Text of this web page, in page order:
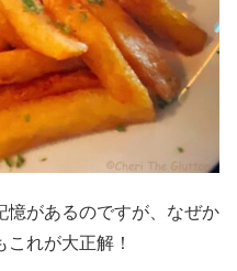
憶があるのですが、なぜか
れが大正解！